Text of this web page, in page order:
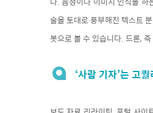
술을 토대로 풍부해진 텍스트
봇으로 볼 수 있습니다. 드론, 즉
‘사람 기자’는 고